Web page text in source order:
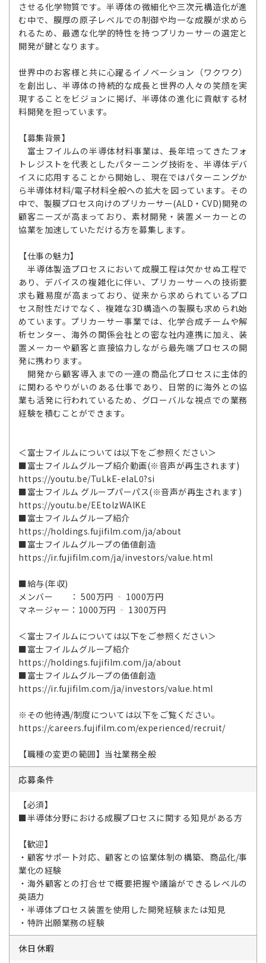
させる化学物質です。半導体の微細化や三次元構造化が進
む中で、膜厚の原子レベルでの制御や均一な成膜が求めら
れるため、最適な化学的特性を持つプリカーサーの選定と
開発が鍵となります。
世界中のお客様と共に心躍るイノベーション（ワクワク）
を創出し、半導体の持続的な成長と世界の人々の笑顔を実
現することをビジョンに掲げ、半導体の進化に貢献する材
料開発を担っています。
【募集背景】
富士フイルムの半導体材料事業は、長年培ってきたフォ
トレジストを代表としたパターニング技術を、半導体デバ
イスに応用することから開始し、現在ではパターニングか
ら半導体材料/電子材料全般への拡大を図っています。その
中で、製膜プロセス向けのプリカーサー(ALD・CVD)開発の
顧客ニーズが高まっており、素材開発・装置メーカーとの
協業を加速していただける方を募集します。
【仕事の魅力】
半導体製造プロセスにおいて成膜工程は欠かせぬ工程で
あり、デバイスの複雑化に伴い、プリカーサーへの技術要
求も難易度が高まっており、従来から求められているプロ
セス耐性だけでなく、複雑な3D構造への製膜も求められ始
めています。プリカーサー事業では、化学合成チームや解
析センター、海外の関係会社との密な社内連携に加え、装
置メーカーや顧客と直接協力しながら最先端プロセスの開
発に携わります。
開発から顧客導入までの一連の商品化プロセスに主体的
に関わるやりがいのある仕事であり、日常的に海外との協
業も活発に行われているため、グローバルな視点での業務
経験を積むことができます。
＜富士フイルムについては以下をご参照ください＞
■富士フイルムグループ紹介動画(※音声が再生されます)
https://youtu.be/TuLkE-elaL0?si
■富士フイルム グループパーパス(※音声が再生されます)
https://youtu.be/EEtolzWAlKE
■富士フイルムグループ紹介
https://holdings.fujifilm.com/ja/about
■富士フイルムグループの価値創造
https://ir.fujifilm.com/ja/investors/value.html
■給与(年収)
メンバー ： 500万円 ‐ 1000万円
マネージャー：1000万円 ‐ 1300万円
＜富士フイルムについては以下をご参照ください＞
■富士フイルムグループ紹介
https://holdings.fujifilm.com/ja/about
■富士フイルムグループの価値創造
https://ir.fujifilm.com/ja/investors/value.html
※その他待遇/制度については以下をご覧ください。
https://careers.fujifilm.com/experienced/recruit/
【職種の変更の範囲】当社業務全般
応募条件
【必須】
■半導体分野における成膜プロセスに関する知見がある方
【歓迎】
・顧客サポート対応、顧客との協業体制の構築、商品化/事
業化の経験
・海外顧客との打合せで概要把握や議論ができるレベルの
英語力
・半導体プロセス装置を使用した開発経験または知見
・特許出願業務の経験
休日休暇